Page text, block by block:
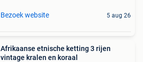
Bezoek website 5 aug 26
Afrikaanse etnische ketting 3 rijen
vintage kralen en koraal